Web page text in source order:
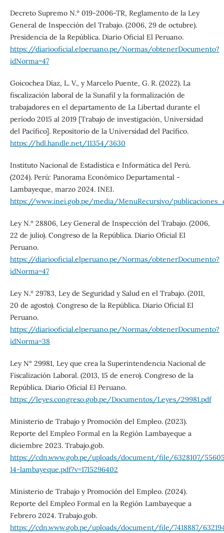
Decreto Supremo N.º 019-2006-TR, Reglamento de la Ley
General de Inspección del Trabajo. (2006, 29 de octubre).
Presidencia de la República. Diario Oficial El Peruano.
https://diariooficial.elperuano.pe/Normas/obtenerDocumento?
idNorma=47
Goicochea Díaz, L. V., y Marcelo Puente, G. R. (2022). La
fiscalización laboral de la Sunafil y la formalización de
trabajadores en el departamento de La Libertad durante el
período 2015 al 2019 [Trabajo de investigación, Universidad
del Pacífico]. Repositorio de la Universidad del Pacífico.
https://hdl.handle.net/11354/3630
Instituto Nacional de Estadística e Informática del Perú.
(2024). Perú: Panorama Económico Departamental -
Lambayeque, marzo 2024. INEI.
https://www.inei.gob.pe/media/MenuRecursivo/
Ley N.º 28806, Ley General de Inspección del Trabajo. (2006,
22 de julio). Congreso de la República. Diario Oficial El
Peruano.
https://diariooficial.elperuano.pe/Normas/obtenerDocumento?
idNorma=47
Ley N.º 29783, Ley de Seguridad y Salud en el Trabajo. (2011,
20 de agosto). Congreso de la República. Diario Oficial El
Peruano.
https://diariooficial.elperuano.pe/Normas/obtenerDocumento?
idNorma=38
Ley N° 29981, Ley que crea la Superintendencia Nacional de
Fiscalización Laboral. (2013, 15 de enero). Congreso de la
República. Diario Oficial El Peruano.
https://leyes.congreso.gob.pe/Documentos/Leyes/29981.pdf
Ministerio de Trabajo y Promoción del Empleo. (2023).
Reporte del Empleo Formal en la Región Lambayeque a
diciembre 2023. Trabajo.gob.
https://cdn.www.gob.pe/uploads/document/file/6328107/
14-lambayeque.pdf?v=1715296402
Ministerio de Trabajo y Promoción del Empleo. (2024).
Reporte del Empleo Formal en la Región Lambayeque a
Febrero 2024. Trabajo.gob.
https://cdn.www.gob.pe/uploads/document/file/7418887/